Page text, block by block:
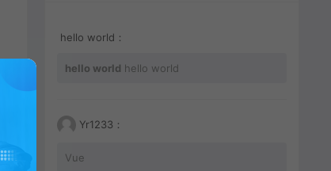
hello world：
hello world hello world
Yr1233：
Vue